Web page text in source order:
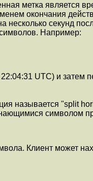
метка является
окончания
несколько секунд
Например:
UTC) и затем
называется "split
символом
Клиент может